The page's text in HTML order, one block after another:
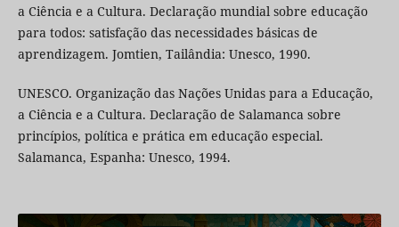
a Ciência e a Cultura. Declaração mundial sobre educação
para todos: satisfação das necessidades básicas de
aprendizagem. Jomtien, Tailândia: Unesco, 1990.
UNESCO. Organização das Nações Unidas para a Educação,
a Ciência e a Cultura. Declaração de Salamanca sobre
princípios, política e prática em educação especial.
Salamanca, Espanha: Unesco, 1994.